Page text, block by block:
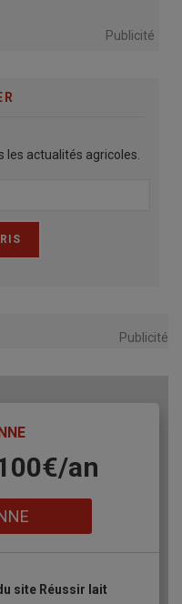
Publicité
les actualités agricoles.
Publicité
an
site Réussir lait